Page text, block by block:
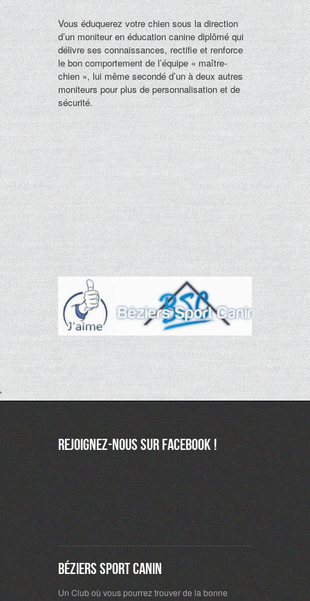
Vous éduquerez votre chien sous la direction
d’un moniteur en éducation canine diplômé qui
délivre ses connaissances, rectifie et renforce
le bon comportement de l’équipe « maître-
chien », lui même secondé d’un à deux autres
moniteurs pour plus de personnalisation et de
sécurité.
'
Rejoignez-nous sur Facebook !
Béziers Sport Canin
Un Club où vous pourrez trouver de la bonne